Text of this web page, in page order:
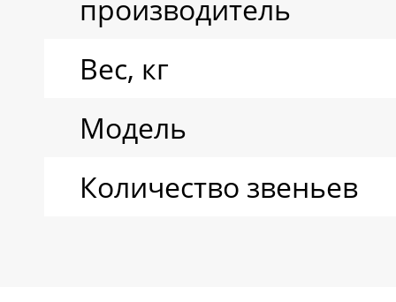
производитель
Вес, кг
Модель
Количество звеньев